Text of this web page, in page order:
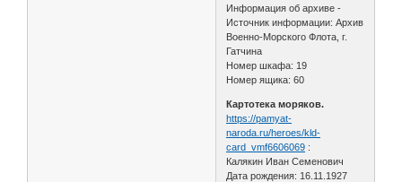
Информация об архиве -
Источник информации: Архив
Военно-Морского Флота, г.
Гатчина
Номер шкафа: 19
Номер ящика: 60
Картотека моряков.
https://pamyat-
naroda.ru/heroes/kld-
card_vmf6606069 :
Калякин Иван Семенович
Дата рождения: 16.11.1927